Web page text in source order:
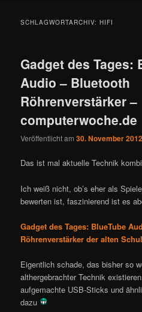
SCHLAGWORTARCHIV:HIFI
Gadget des Tages:
Audio – Bluetooth
Röhrenverstärker –
computerwoche.de
Veröffentlicht am30. November 2012
Das ist mal aktuelle Technik
Ich weiß nicht, ob’s eher als
bewerten ist, faszinierend ist es
Gadget des Tages: BlueTube
Röhrenverstärker der alten
Eigentlich schade, das bisher so
althergebrachter Technik
aufgemachte USB-Sticks und
dazu